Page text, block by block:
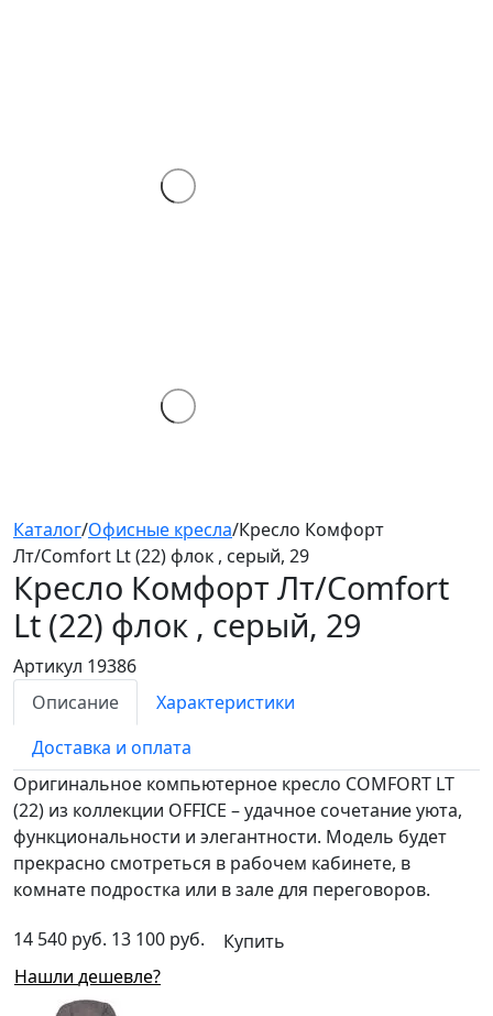
Каталог/Офисные кресла/Кресло Комфорт
Лт/Comfort Lt (22) флок , серый, 29
Кресло Комфорт Лт/Comfort
Lt (22) флок , серый, 29
Артикул 19386
Описание
Характеристики
Доставка и оплата
Оригинальное компьютерное кресло COMFORT LT
(22) из коллекции OFFICE – удачное сочетание уюта,
функциональности и элегантности. Модель будет
прекрасно смотреться в рабочем кабинете, в
комнате подростка или в зале для переговоров.
14 540 руб. 13 100 руб.
Купить
Нашли дешевле?